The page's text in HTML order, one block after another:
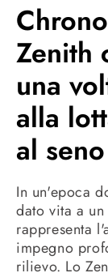
Zenith
una
alla
al seno
In un'epoca
dato vita a
rappresenta
impegno
rilievo. Lo